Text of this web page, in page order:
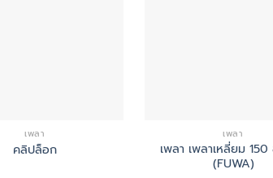
เพลา
คลิปล็อก
เพลา
เพลา เพลาเหลี่ยม
(FUWA)